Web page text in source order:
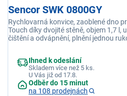
Sencor SWK 0800GY
Rychlovarná konvice, zaoblené dno
Touch díky dvojité stěně, objem 1,7 l,
čištění a odvápnění, plnění jednou
Ihned k odeslání
Skladem více než 5 ks.
U Vás již od 17.8.
Odběr do 15 minut
na 108 prodejnách